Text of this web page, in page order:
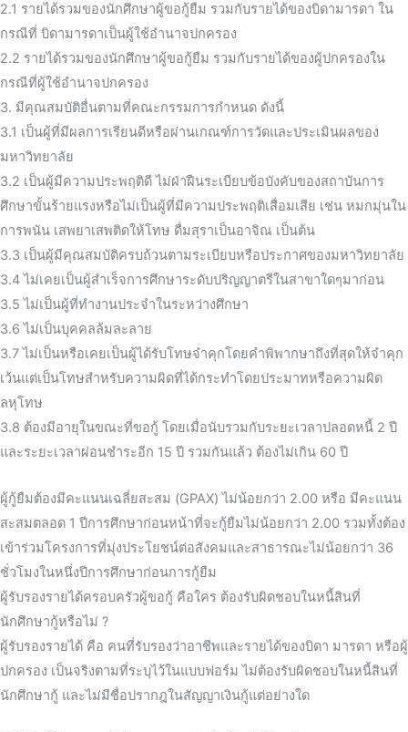
2.1 รายได้รวมของนักศึกษาผู้ขอกู้ยืม รวมกับรายได้ของบิดามารดา ใน
กรณีที่ บิดามารดาเป็นผู้ใช้อำนาจปกครอง
2.2 รายได้รวมของนักศึกษาผู้ขอกู้ยืม รวมกับรายได้ของผู้ปกครองใน
กรณีที่ผู้ใช้อำนาจปกครอง
3. มีคุณสมบัติอื่นตามที่คณะกรรมการกำหนด ดังนี้
3.1 เป็นผู้ที่มีผลการเรียนดีหรือผ่านเกณฑ์การวัดและประเมินผลของ
มหาวิทยาลัย
3.2 เป็นผู้มีความประพฤติดี ไม่ฝ่าฝืนระเบียบข้อบังคับของสถาบันการ
ศึกษาขั้นร้ายแรงหรือไม่เป็นผู้ที่มีความประพฤติเสื่อมเสีย เช่น หมกมุ่นใน
การพนัน เสพยาเสพติดให้โทษ ดื่มสุราเป็นอาจิณ เป็นต้น
3.3 เป็นผู้มีคุณสมบัติครบถ้วนตามระเบียบหรือประกาศของมหาวิทยาลัย
3.4 ไม่เคยเป็นผู้สำเร็จการศึกษาระดับปริญญาตรีในสาขาใดๆมาก่อน
3.5 ไม่เป็นผู้ที่ทำงานประจำในระหว่างศึกษา
3.6 ไม่เป็นบุคคลล้มละลาย
3.7 ไม่เป็นหรือเคยเป็นผู้ได้รับโทษจำคุกโดยคำพิพากษาถึงที่สุดให้จำคุก
เว้นแต่เป็นโทษสำหรับความผิดที่ได้กระทำโดยประมาทหรือความผิด
ลหุโทษ
3.8 ต้องมีอายุในขณะที่ขอกู้ โดยเมื่อนับรวมกับระยะเวลาปลอดหนี้ 2 ปี
และระยะเวลาผ่อนชำระอีก 15 ปี รวมกันแล้ว ต้องไม่เกิน 60 ปี
ผู้กู้ยืมต้องมีคะแนนเฉลี่ยสะสม (GPAX) ไม่น้อยกว่า 2.00 หรือ มีคะแนน
สะสมตลอด 1 ปีการศึกษาก่อนหน้าที่จะกู้ยืมไม่น้อยกว่า 2.00 รวมทั้งต้อง
เข้าร่วมโครงการที่มุ่งประโยชน์ต่อสังคมและสาธารณะไม่น้อยกว่า 36
ชั่วโมงในหนึ่งปีการศึกษาก่อนการกู้ยืม
ผู้รับรองรายได้ครอบครัวผู้ขอกู้ คือใคร ต้องรับผิดชอบในหนี้สินที่
นักศึกษากู้หรือไม่ ?
ผู้รับรองรายได้ คือ คนที่รับรองว่าอาชีพและรายได้ของบิดา มารดา หรือผู้
ปกครอง เป็นจริงตามที่ระบุไว้ในแบบฟอร์ม ไม่ต้องรับผิดชอบในหนี้สินที่
นักศึกษากู้ และไม่มีชื่อปรากฎในสัญญาเงินกู้แต่อย่างใด